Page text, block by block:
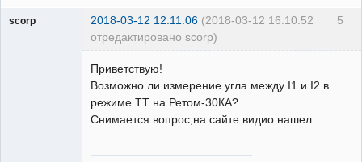
5
scorp 2018-03-12 12:11:06 (2018-03-12 16:10:52
отредактировано scorp)
Приветствую!
Возможно ли измерение угла между I1 и I2 в
режиме ТТ на Ретом-30КА?
Снимается вопрос,на сайте видио нашел